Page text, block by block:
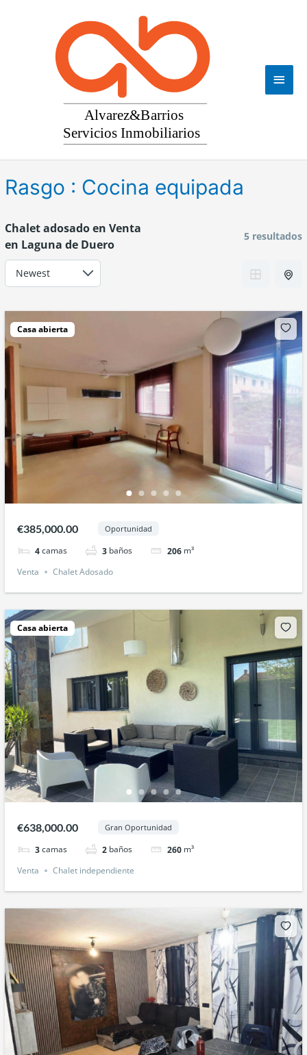
Rasgo : Cocina equipada
Chalet adosado en Venta
en Laguna de Duero
5 resultados
Casa abierta
€385,000.00 Oportunidad
4camas 3baños 206m³
Venta
Chalet Adosado
Casa abierta
€638,000.00 Gran Oportunidad
3camas 2baños 260m³
Venta
Chalet independiente